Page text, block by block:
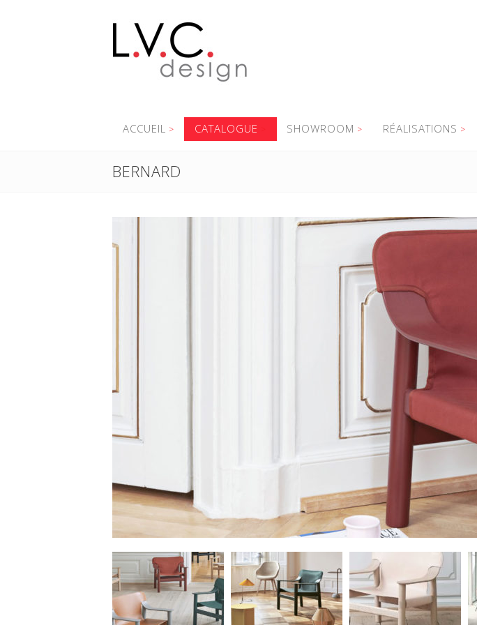
ACCUEIL CATALOGUE SHOWROOM RÉALISATIONS
BERNARD